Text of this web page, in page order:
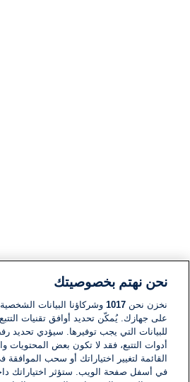
نحن نهتم بخصوصيتك
نخزن نحن 1017 وشركاؤنا البيانات
على جهازك. يُمكّن تحديد أوافق تقنيات
للبيانات التي يجب توفيرها. سيؤدي
أدوات التتبع، فقد لا تكون بعض
القائمة لتغيير اختياراتك أو سحب
في أسفل صفحة الويب. ستؤثر اختياراتك